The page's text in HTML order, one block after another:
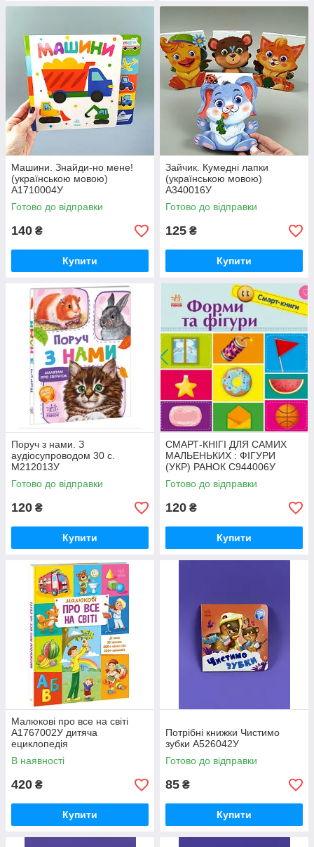
Машини. Знайди-но мене!
(українською мовою)
А1710004У
Готово до відправки
140 ₴
Купити
Зайчик. Кумедні лапки
(українською мовою)
А340016У
Готово до відправки
125 ₴
Купити
Поруч з нами. З
аудіосупроводом 30 с.
М212013У
Готово до відправки
120 ₴
Купити
СМАРТ-КНІГІ ДЛЯ САМИХ
МАЛЬЕНЬКИХ : ФІГУРИ
(УКР) РАНОК С944006У
Готово до відправки
120 ₴
Купити
Малюкові про все на світі
А1767002У дитяча
ециклопедія
В наявності
420 ₴
Купити
Потрібні книжки Чистимо
зубки А526042У
Готово до відправки
85 ₴
Купити